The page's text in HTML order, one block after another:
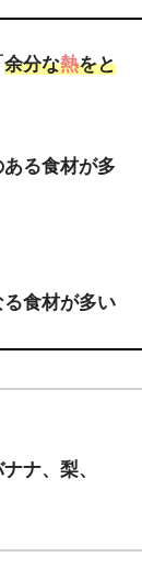
余分な熱をと
ある食材が多
食材が多い
ナ、梨、